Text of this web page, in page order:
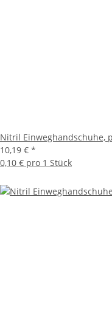
Nitril Einweghandschuhe,
10,19 € *
0,10 € pro 1 Stück